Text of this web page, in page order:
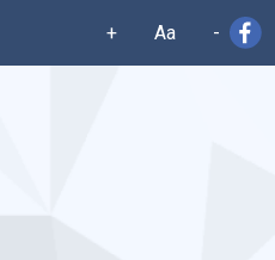
+ Aa -